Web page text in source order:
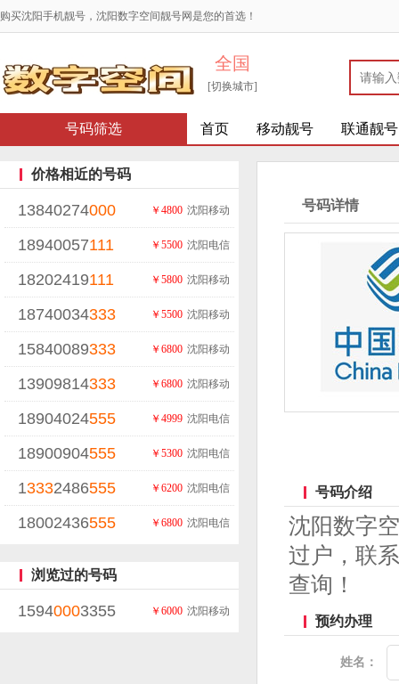
购买沈阳手机靓号，沈阳数字空间靓号网是您的首选！
全国
[切换城市]
号码筛选 首页 移动靓号 联通靓号
价格相近的号码
13840274000 沈阳移动
￥4800
18940057111 沈阳电信
￥5500
18202419111 沈阳移动
￥5800
18740034333 沈阳移动
￥5500
15840089333 沈阳移动
￥6800
13909814333 沈阳移动
￥6800
18904024555 沈阳电信
￥4999
18900904555 沈阳电信
￥5300
13332486555 沈阳电信
￥6200
18002436555 沈阳电信
￥6800
浏览过的号码
15940003355 沈阳移动
￥6000
号码详情
号码介绍
沈阳数字
过户，联
查询！
预约办理
姓名：